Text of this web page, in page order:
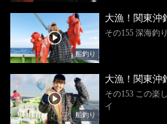
船釣り
大漁！関東沖
その155 深海釣
船釣り
大漁！関東沖
その153 この楽
イ